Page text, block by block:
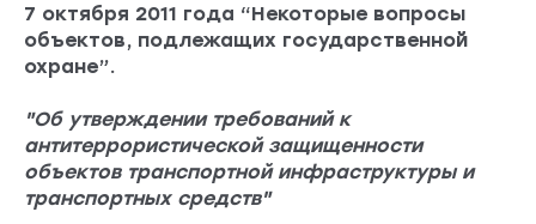
7 октября 2011 года “Некоторые вопросы
объектов, подлежащих государственной
охране”.
"Об утверждении требований к
антитеррористической защищенности
объектов транспортной инфраструктуры и
транспортных средств"